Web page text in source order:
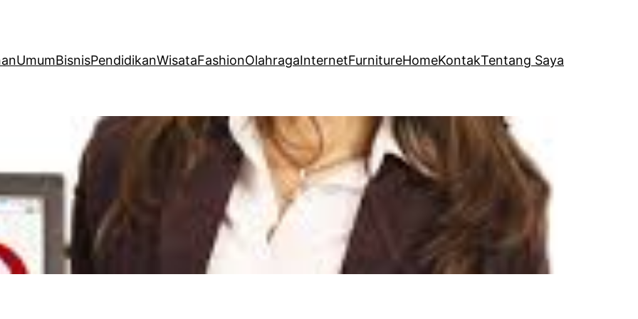
UmumBisnisPendidikanWisataFashionOlahragaInternetFurnitureHomeKontakTentang Saya